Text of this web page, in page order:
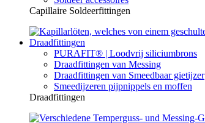
Capillaire Soldeerfittingen
Draadfittingen
PURAFIT® | Loodvrij siliciumbrons
Draadfittingen van Messing
Draadfittingen van Smeedbaar gietijzer
Smeedijzeren pijpnippels en moffen
Draadfittingen